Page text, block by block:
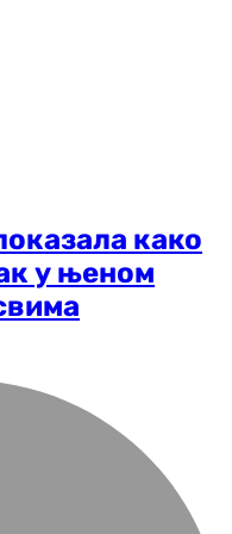
како
у њеном